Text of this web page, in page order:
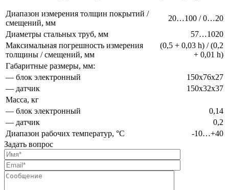
Диапазон измерения толщин покрытий /
смещений, мм
20…100 / 0…20
Диаметры стальных труб, мм
57…1020
Максимальная погрешность измерения
толщины / смещений, мм
(0,5 + 0,03 h) / (0,2
+ 0,01 h)
Габаритные размеры, мм:
— блок электронный
150х76х27
— датчик
150х32х37
Масса, кг
— блок электронный
0,14
— датчик
0,2
Диапазон рабочих температур, °С
-10…+40
Задать вопрос